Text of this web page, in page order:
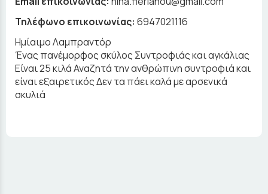
Τηλέφωνο επικοινωνίας: 6947021116
Ημίαιμο Λαμπραντόρ
Ένας πανέμορφος σκύλος Συντροφιάς και αγκάλιας
Είναι 25 κιλά Αναζητά την ανθρώπινη συντροφιά και
είναι εξαιρετικός Δεν τα πάει καλά με αρσενικά
σκυλιά